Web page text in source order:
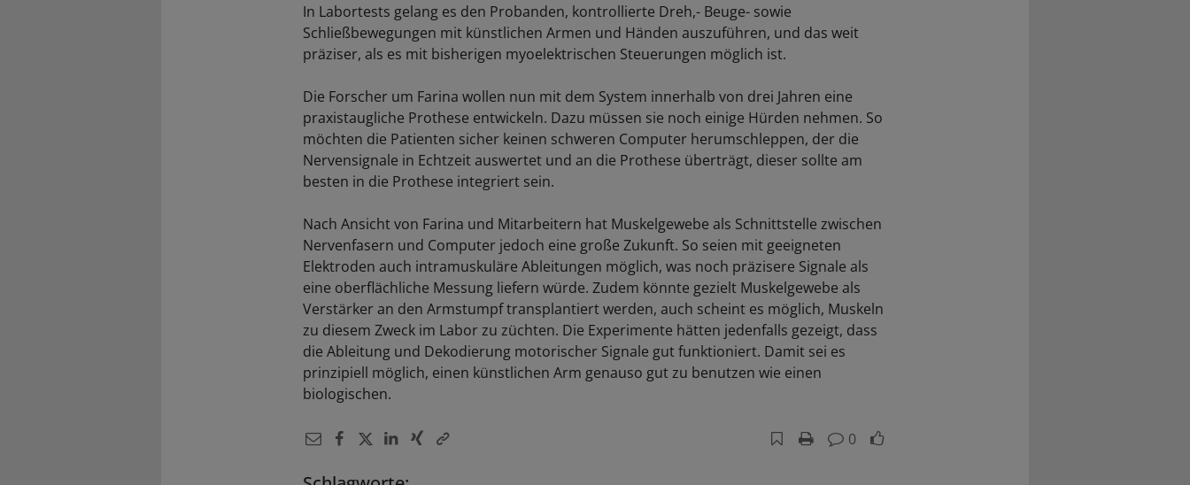
In Labortests gelang es den Probanden, kontrollierte Dreh,- Beuge- sowie
Schließbewegungen mit künstlichen Armen und Händen auszuführen, und das weit
präziser, als es mit bisherigen myoelektrischen Steuerungen möglich ist.
Die Forscher um Farina wollen nun mit dem System innerhalb von drei Jahren eine
praxistaugliche Prothese entwickeln. Dazu müssen sie noch einige Hürden nehmen. So
möchten die Patienten sicher keinen schweren Computer herumschleppen, der die
Nervensignale in Echtzeit auswertet und an die Prothese überträgt, dieser sollte am
besten in die Prothese integriert sein.
Nach Ansicht von Farina und Mitarbeitern hat Muskelgewebe als Schnittstelle zwischen
Nervenfasern und Computer jedoch eine große Zukunft. So seien mit geeigneten
Elektroden auch intramuskuläre Ableitungen möglich, was noch präzisere Signale als
eine oberflächliche Messung liefern würde. Zudem könnte gezielt Muskelgewebe als
Verstärker an den Armstumpf transplantiert werden, auch scheint es möglich, Muskeln
zu diesem Zweck im Labor zu züchten. Die Experimente hätten jedenfalls gezeigt, dass
die Ableitung und Dekodierung motorischer Signale gut funktioniert. Damit sei es
prinzipiell möglich, einen künstlichen Arm genauso gut zu benutzen wie einen
biologischen.
0